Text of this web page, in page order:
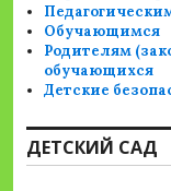
Обучающимся
Родителям
обучающихся
Детские
ДЕТСКИЙ САД